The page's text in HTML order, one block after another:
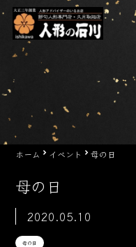
Skip
content
ホーム イベント 母の日
母の日
2020.05.10
母の日